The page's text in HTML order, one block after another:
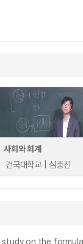
사회와 회계
건국대학교 | 심충진
study on the